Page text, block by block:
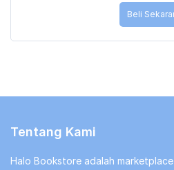
Beli
Tentang Kami
Halo Bookstore adalah